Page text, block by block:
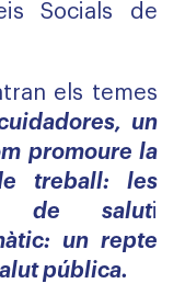
Socials de
els temes
un
promoure la
treball: les
de saluti
un repte
pública.